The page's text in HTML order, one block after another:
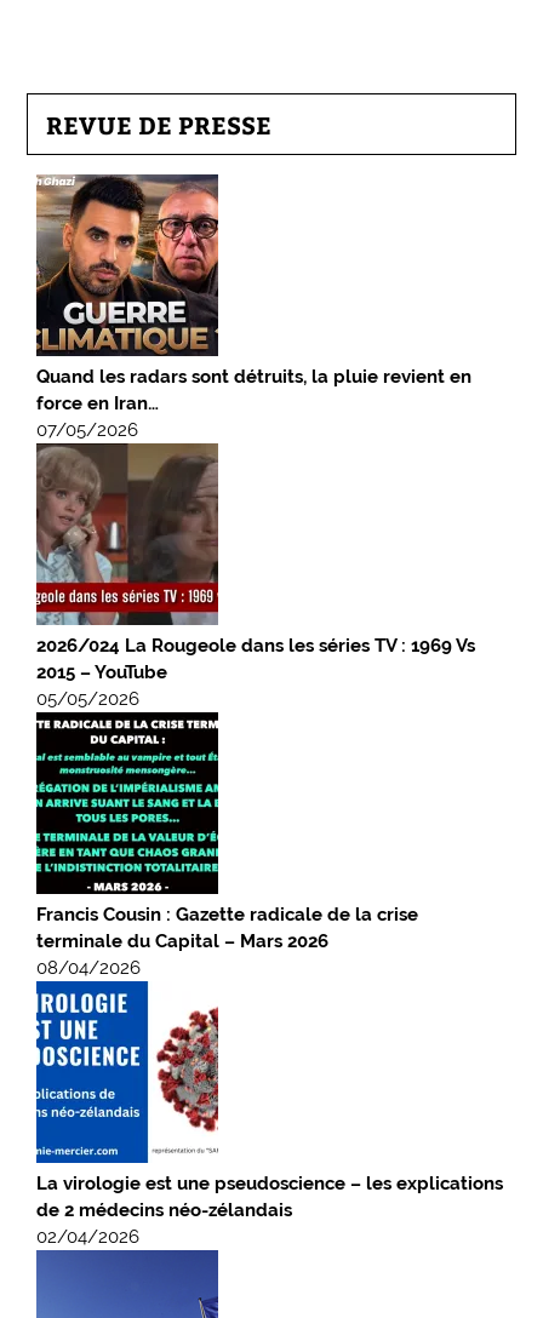
REVUE DE PRESSE
Quand les radars sont détruits, la pluie revient en
force en Iran…
07/05/2026
2026/024 La Rougeole dans les séries TV : 1969 Vs
2015 – YouTube
05/05/2026
Francis Cousin : Gazette radicale de la crise
terminale du Capital – Mars 2026
08/04/2026
La virologie est une pseudoscience – les explications
de 2 médecins néo-zélandais
02/04/2026